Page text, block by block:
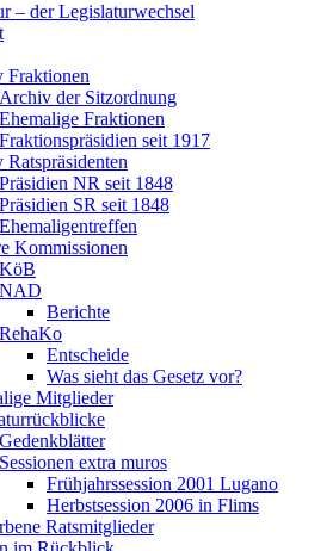
– der Legislaturwechsel
Fraktionen
Archiv der Sitzordnung
Ehemalige Fraktionen
Fraktionspräsidien seit 1917
Präsidien NR seit 1848
Präsidien SR seit 1848
Ehemaligentreffen
Kommissionen
KöB
NAD
Berichte
RehaKo
Entscheide
Was sieht das Gesetz vor?
Mitglieder
Gedenkblätter
Sessionen extra muros
Frühjahrssession 2001 Lugano
Herbstsession 2006 in Flims
Ratsmitglieder